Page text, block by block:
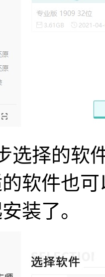
择的软件
软件也
装了。